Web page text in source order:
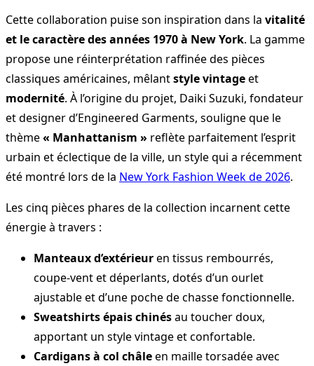
Cette collaboration puise son inspiration dans la vitalité
et le caractère des années 1970 à New York. La gamme
propose une réinterprétation raffinée des pièces
classiques américaines, mêlantstyle vintageet
modernité. À l’origine du projet, Daiki Suzuki, fondateur
et designer d’Engineered Garments, souligne que le
thème« Manhattanism » reflète parfaitement l’esprit
urbain et éclectique de la ville, un style qui a récemment
été montré lors de la New York Fashion Week de 2026.
Les cinq pièces phares de la collection incarnent cette
énergie à travers :
Manteaux d’extérieuren tissus rembourrés,
coupe-vent et déperlants, dotés d’un ourlet
ajustable et d’une poche de chasse fonctionnelle.
Sweatshirts épais chinésau toucher doux,
apportant un style vintage et confortable.
Cardigans à col châleen maille torsadée avec